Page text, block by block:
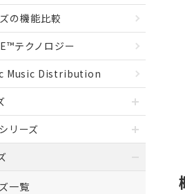
の機能比較
テクノロジー
Music Distribution
リーズ
一覧